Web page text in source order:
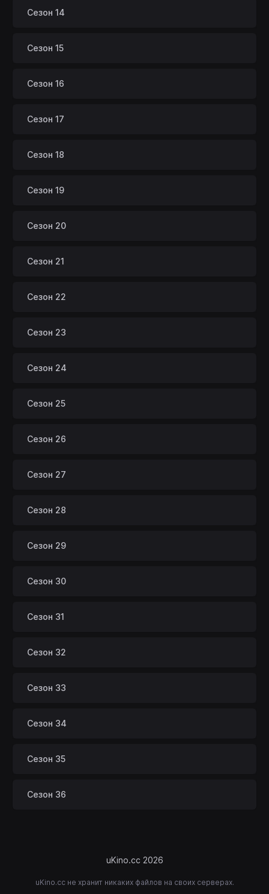
Сезон 14
Сезон 15
Сезон 16
Сезон 17
Сезон 18
Сезон 19
Сезон 20
Сезон 21
Сезон 22
Сезон 23
Сезон 24
Сезон 25
Сезон 26
Сезон 27
Сезон 28
Сезон 29
Сезон 30
Сезон 31
Сезон 32
Сезон 33
Сезон 34
Сезон 35
Сезон 36
uKino.cc 2026
uKino.cc не хранит никаких файлов на своих серверах.